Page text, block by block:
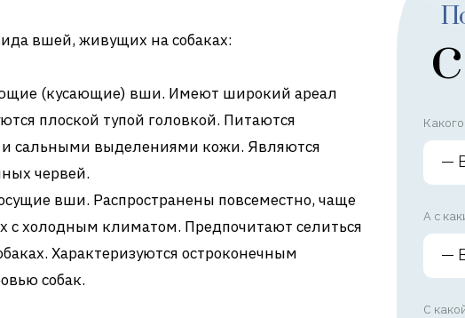
вшей, живущих на собаках:
(кусающие) вши. Имеют широкий ареал
плоской тупой головкой. Питаются
сальными выделениями кожи. Являются
червей.
вши. Распространены повсеместно, чаще
с холодным климатом. Предпочитают селиться
Характеризуются остроконечным
собак.
А с
С